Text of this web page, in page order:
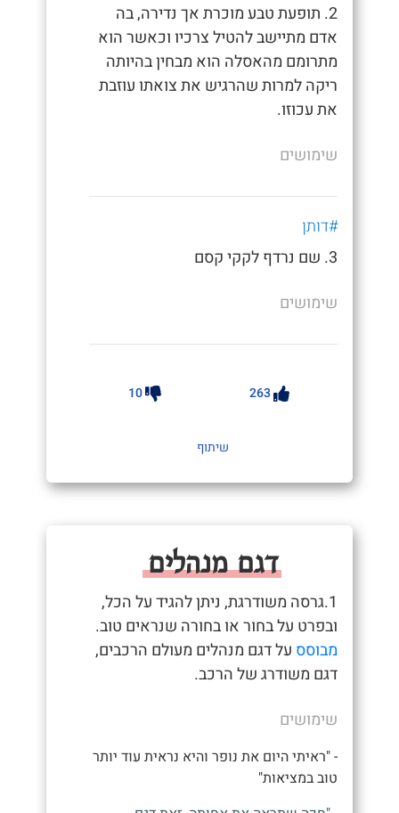
2. תופעת טבע מוכרת אך נדירה, בה
אדם מתיישב להטיל צרכיו וכאשר הוא
מתרומם מהאסלה הוא מבחין בהיותה
ריקה למרות שהרגיש את צואתו עוזבת
את עכוזו.
שימושים
#דותן
3. שם נרדף לקקי קסם
שימושים
263
10
שיתוף
דגם מנהלים
1.גרסה משודרגת, ניתן להגיד על הכל,
ובפרט על בחור או בחורה שנראים טוב.
מבוסס על דגם מנהלים מעולם הרכבים,
דגם משודרג של הרכב.
שימושים
- "ראיתי היום את נופר והיא נראית עוד יותר
טוב במציאות"